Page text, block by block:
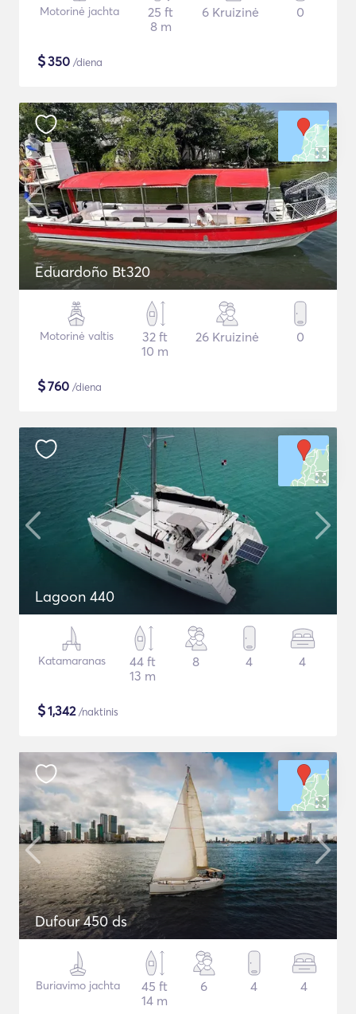
Motorinė jachta
25 ft
8 m
6 Kruizinė 0
$350 /diena
Eduardoño Bt320
Motorinė valtis
32 ft
10 m
26 Kruizinė 0
$760 /diena
Lagoon 440
Katamaranas
44 ft
13 m
8 4 4
$1,342/naktinis
Dufour 450 ds
Buriavimo jachta
45 ft
14 m
6 4 4